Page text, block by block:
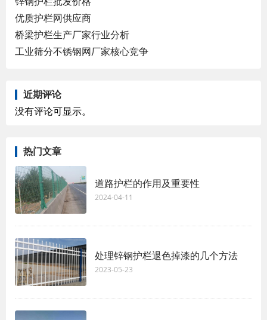
优质护栏网供应商
桥梁护栏生产厂家行业分析
工业筛分不锈钢网厂家核心竞争
近期评论
没有评论可显示。
热门文章
道路护栏的作用及重要性
2024-04-11
处理锌钢护栏退色掉漆的几个方法
2023-05-23